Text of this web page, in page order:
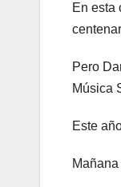
En esta
Pero
Música
Este